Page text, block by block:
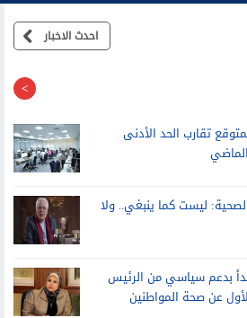
تقارب الحد الأدنى
ليست كما ينبغي.. ولا
بدعم سياسي من الرئيس
مستشار شعبة الذهب: أتوقع وصول الأوقية لـ 5000 دولار